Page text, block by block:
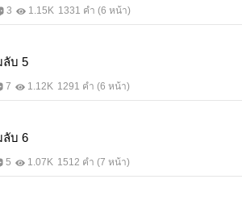
3 1.15K 1331 คำ (6 หน้า)
มลับ 5
7 1.12K 1291 คำ (6 หน้า)
มลับ 6
5 1.07K 1512 คำ (7 หน้า)